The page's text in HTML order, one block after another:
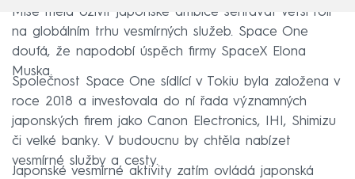
Mise měla oživit japonské ambice sehrávat větší roli
na globálním trhu vesmírných služeb. Space One
doufá, že napodobí úspěch firmy SpaceX Elona
Muska.
Společnost Space One sídlící v Tokiu byla založena v
roce 2018 a investovala do ní řada významných
japonských firem jako Canon Electronics, IHI, Shimizu
či velké banky. V budoucnu by chtěla nabízet
vesmírné služby a cesty.
Japonské vesmírné aktivity zatím ovládá japonská